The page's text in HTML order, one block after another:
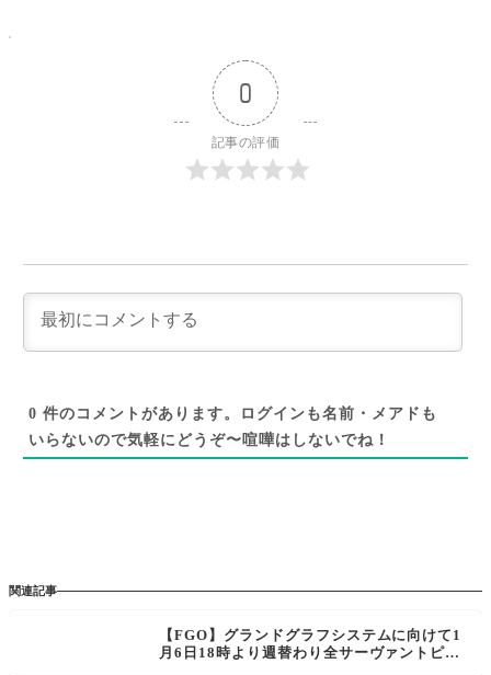
0
記事の評価
0 件のコメントがあります。ログインも名前・メアドも
いらないので気軽にどうぞ〜喧嘩はしないでね！
関連記事
【FGO】グランドグラフシステムに向けて1
月6日18時より週替わり全サーヴァントピッ